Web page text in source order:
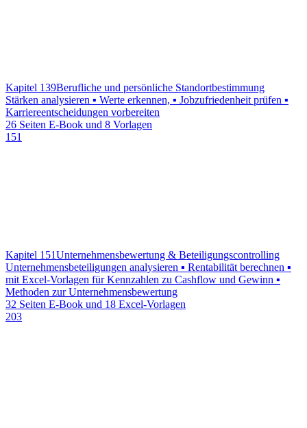
Kapitel 139Berufliche und persönliche Standortbestimmung
Stärken analysieren ▪ Werte erkennen, ▪ Jobzufriedenheit prüfen ▪
Karriereentscheidungen vorbereiten
26 Seiten E-Book und 8 Vorlagen
151
Kapitel 151Unternehmensbewertung & Beteiligungscontrolling
Unternehmensbeteiligungen analysieren ▪ Rentabilität berechnen ▪
mit Excel-Vorlagen für Kennzahlen zu Cashflow und Gewinn ▪
Methoden zur Unternehmensbewertung
32 Seiten E-Book und 18 Excel-Vorlagen
203